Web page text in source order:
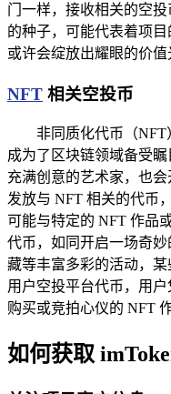
门一样，接收相关的空
的种子，可能代表着项
或许会绽放出耀眼的价值
NFT 相关空投币
非同质化代币（NFT
成为了区块链领域备受
充满创意的艺术家，也会
发放与 NFT 相关的代币
可能与特定的 NFT 作品
代币，如同开启一场奇
藏等丰富多彩的活动，
用户空投平台代币，用
购买或竞拍心仪的 NFT
如何获取